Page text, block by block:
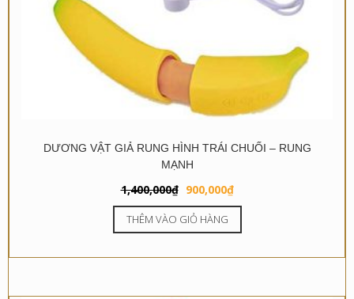
DƯƠNG VẬT GIẢ RUNG HÌNH TRÁI CHUỐI – RUNG
MẠNH
1,400,000₫ Giá
gốc
là:
1,400,000₫.
900,000₫Giá
hiện
là:
900,000₫.
THÊM VÀO GIỎ HÀNG